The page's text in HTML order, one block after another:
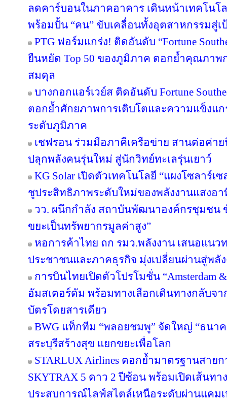
ลดคาร์บอนในภาคอาคาร เดินหน้าเทคโนโ
พร้อมปั้น “คน” ขับเคลื่อนทั้งอุตสาหกรรมสู่
PTG ฟอร์มแกร่ง! ติดอันดับ “Fortune
ยืนหยัด Top 50 ของภูมิภาค ตอกย้ำคุณภาพ
สมดุล
บางกอกแอร์เวย์ส ติดอันดับ Fortune
ตอกย้ำศักยภาพการเติบโตและความแข็งแ
ระดับภูมิภาค
เชฟรอน ร่วมมือภาคีเครือข่าย สานต่อค่าย
ปลุกพลังคนรุ่นใหม่ สู่นักวิทย์ทะเลรุ่นเยาว์
KG Solar เปิดตัวเทคโนโลยี “แผงโซลาร์เ
ชูประสิทธิภาพระดับใหม่ของพลังงานแสงอ
วว. ผนึกกำลัง สถาบันพัฒนาองค์กรชุมชน
ขยะเป็นทรัพยากรมูลค่าสูง”
หอการค้าไทย ถก รมว.พลังงาน เสนอแน
ประชาชนและภาคธุรกิจ มุ่งเปลี่ยนผ่านสู่พลั
การบินไทยเปิดตัวโปรโมชั่น “Amsterdam
อัมสเตอร์ดัม พร้อมทางเลือกเดินทางกลับจา
บัตรโดยสารเดียว
BWG แท็กทีม “พลอยชมพู” จัดใหญ่ “ธนา
สระบุรีสร้างสุข แยกขยะเพื่อโลก
STARLUX Airlines ตอกย้ำมาตรฐานสาย
SKYTRAX 5 ดาว 2 ปีซ้อน พร้อมเปิดเส้นทา
ประสบการณ์ไลฟ์สไตล์เหนือระดับผ่านแคมเ